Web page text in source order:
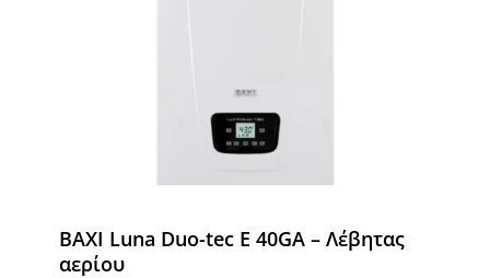
BAXI Luna Duo-tec E 40GA – Λέβητας
αερίου